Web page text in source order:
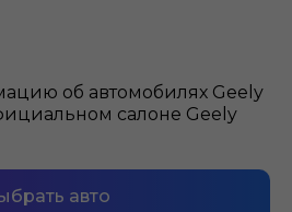
об автомобилях Geely
салоне Geely
авто